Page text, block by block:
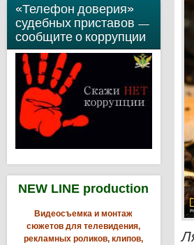
«Телефон доверия»
судебных приставов —
сообщите о коррупции
NEW LINE production
Видеосъемка и монтаж
сюжетов для телевидения,
рекламных роликов, клипов,